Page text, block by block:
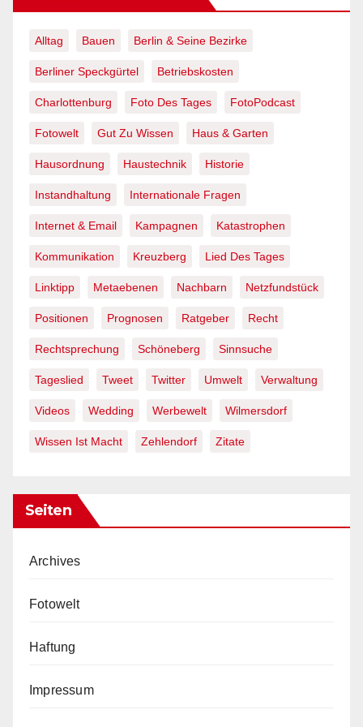
Alltag Bauen Berlin & Seine Bezirke
Berliner Speckgürtel Betriebskosten
Charlottenburg Foto Des Tages FotoPodcast
Fotowelt Gut Zu Wissen Haus & Garten
Hausordnung Haustechnik Historie
Instandhaltung Internationale Fragen
Internet & Email Kampagnen Katastrophen
Kommunikation Kreuzberg Lied Des Tages
Linktipp Metaebenen Nachbarn Netzfundstück
Positionen Prognosen Ratgeber Recht
Rechtsprechung Schöneberg Sinnsuche
Tageslied Tweet Twitter Umwelt Verwaltung
Videos Wedding Werbewelt Wilmersdorf
Wissen Ist Macht Zehlendorf Zitate
Seiten
Archives
Fotowelt
Haftung
Impressum